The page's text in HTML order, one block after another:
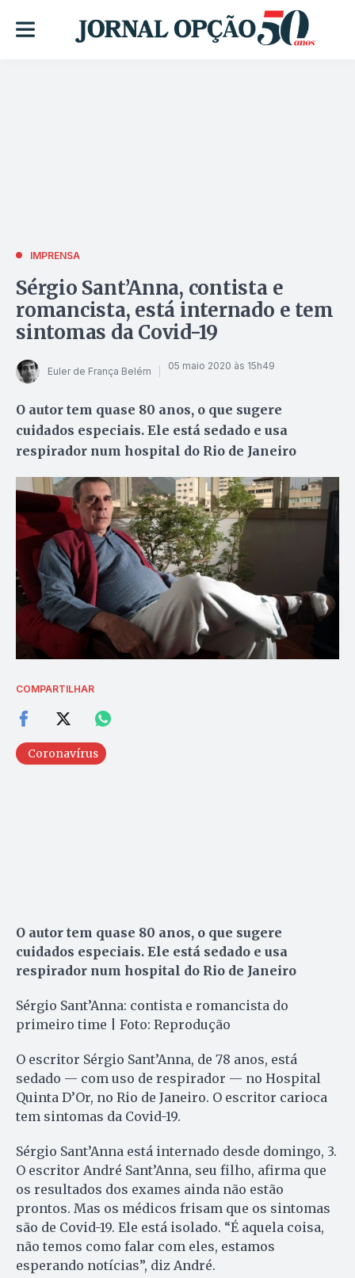
IMPRENSA
Sérgio Sant’Anna, contista e
romancista, está internado e tem
sintomas da Covid-19
Euler de França Belém 05 maio 2020 às 15h49
O autor tem quase 80 anos, o que sugere
cuidados especiais. Ele está sedado e usa
respirador num hospital do Rio de Janeiro
COMPARTILHAR
Coronavírus
O autor tem quase 80 anos, o que sugere
cuidados especiais. Ele está sedado e usa
respirador num hospital do Rio de Janeiro
Sérgio Sant’Anna: contista e romancista do
primeiro time | Foto: Reprodução
O escritor Sérgio Sant’Anna, de 78 anos, está
sedado — com uso de respirador — no Hospital
Quinta D’Or, no Rio de Janeiro. O escritor carioca
tem sintomas da Covid-19.
Sérgio Sant’Anna está internado desde domingo, 3.
O escritor André Sant’Anna, seu filho, afirma que
os resultados dos exames ainda não estão
prontos. Mas os médicos frisam que os sintomas
são de Covid-19. Ele está isolado. “É aquela coisa,
não temos como falar com eles, estamos
esperando notícias”, diz André.